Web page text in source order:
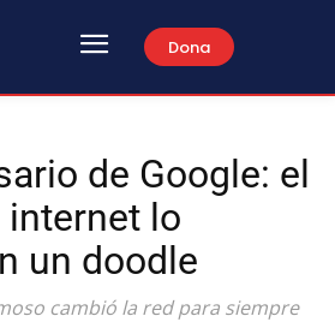
Dona
de Google: el
lo
un doodle
cambió la red para siempre